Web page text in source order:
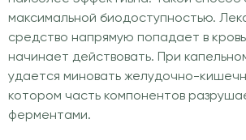
максимальной биодоступностью.
средство напрямую попадает в
начинает действовать. При
удается миновать желудочно-
котором часть компонентов
ферментами.